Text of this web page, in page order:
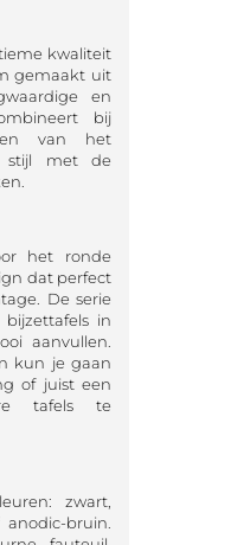
kwaliteit
gemaakt uit
en
bij
van het
stijl met de
het ronde
dat perfect
De serie
in
aanvullen.
kun je gaan
of juist een
tafels te
zwart,
bruin.